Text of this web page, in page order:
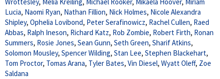
Wrottesley, Melia Kreiling, Michael Rooker, Mikaela Hoover, Miriam
Lucia, Naomi Ryan, Nathan Fillion, Nick Holmes, Nicole Alexandra
Shipley, Ophelia Lovibond, Peter Serafinowicz, Rachel Cullen, Raed
Abbas, Ralph Ineson, Richard Katz, Rob Zombie, Robert Firth, Ronan
Summers, Rosie Jones, Sean Gunn, Seth Green, Sharif Atkins,
Solomon Mousley, Spencer Wilding, Stan Lee, Stephen Blackehart,
Tom Proctor, Tomas Arana, Tyler Bates, Vin Diesel, Wyatt Oleff, Zoe
Saldana